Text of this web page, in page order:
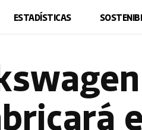
ESTADÍSTICAS